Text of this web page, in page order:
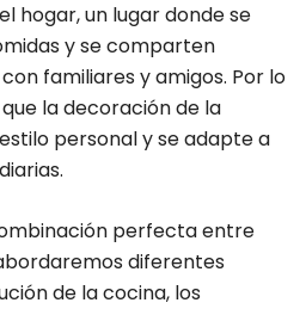
hogar, un lugar donde se
y se comparten
familiares y amigos. Por lo
la decoración de la
personal y se adapte a
perfecta entre
diferentes
de la cocina, los